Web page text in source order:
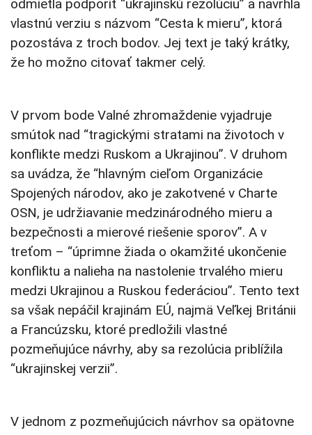
odmietla podporiť “ukrajinskú rezolúciu” a navrhla
vlastnú verziu s názvom “Cesta k mieru”, ktorá
pozostáva z troch bodov. Jej text je taký krátky,
že ho možno citovať takmer celý.
V prvom bode Valné zhromaždenie vyjadruje
smútok nad “tragickými stratami na životoch v
konflikte medzi Ruskom a Ukrajinou”. V druhom
sa uvádza, že “hlavným cieľom Organizácie
Spojených národov, ako je zakotvené v Charte
OSN, je udržiavanie medzinárodného mieru a
bezpečnosti a mierové riešenie sporov”. A v
treťom – “úprimne žiada o okamžité ukončenie
konfliktu a nalieha na nastolenie trvalého mieru
medzi Ukrajinou a Ruskou federáciou”. Tento text
sa však nepáčil krajinám EÚ, najmä Veľkej Británii
a Francúzsku, ktoré predložili vlastné
pozmeňujúce návrhy, aby sa rezolúcia priblížila
“ukrajinskej verzii”.
V jednom z pozmeňujúcich návrhov sa opätovne